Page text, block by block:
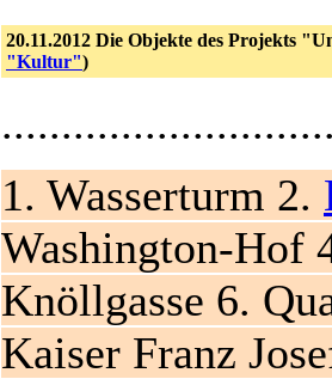
20.11.2012 Die Objekte des Projekts
"Kultur")
1. Wasserturm 2.
Washington-Hof
Knöllgasse 6.
Kaiser Franz